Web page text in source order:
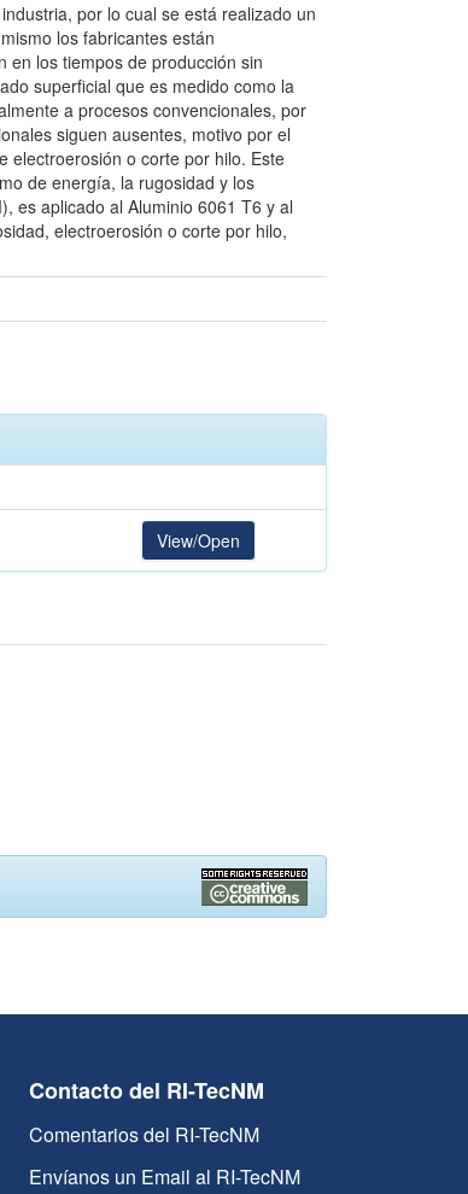
por lo cual se está realizado un
los fabricantes están
en los tiempos de producción sin
superficial que es medido como la
a procesos convencionales, por
siguen ausentes, motivo por el
electroerosión o corte por hilo. Este
de energía, la rugosidad y los
es aplicado al Aluminio 6061 T6 y al
electroerosión o corte por hilo,
View/Open
Contacto del RI-TecNM
Comentarios del RI-TecNM
Envíanos un Email al RI-TecNM